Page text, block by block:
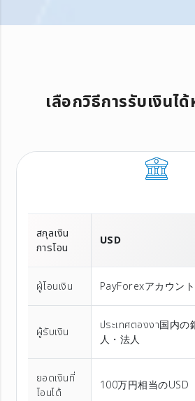
เลือกวิธีการรับเงินไ
สกุลเงิน
การโอน
USD
ผู้โอนเงิน PayForexアカウン
ผู้รับเงิน
ประเทศตองงา国内の
人・法人
ยอดเงินที่
โอนได้
100万円相当のUSD